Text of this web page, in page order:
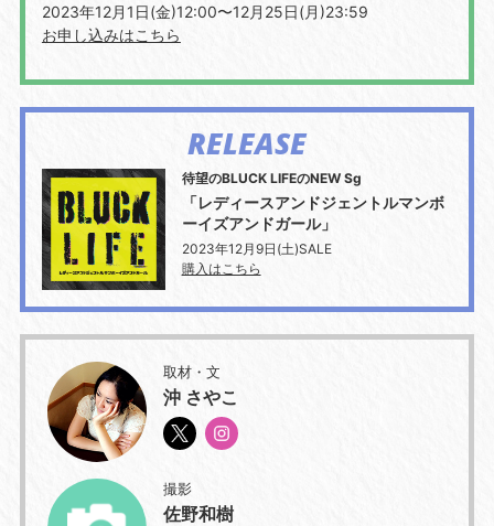
2023年12月1 日(金)12:00〜12月 25日(月 )23:59
お申し込みはこちら
RELEASE
待望のBLUCK LIFEのNEW Sg
「レディースアンドジェントルマンボ
ーイズアンドガール」
2023年12月9日(土)SALE
購入はこちら
取材・文
沖 さやこ
撮影
佐野和樹